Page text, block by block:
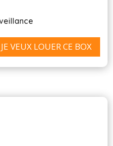
JE VEUX LOUER CE BOX